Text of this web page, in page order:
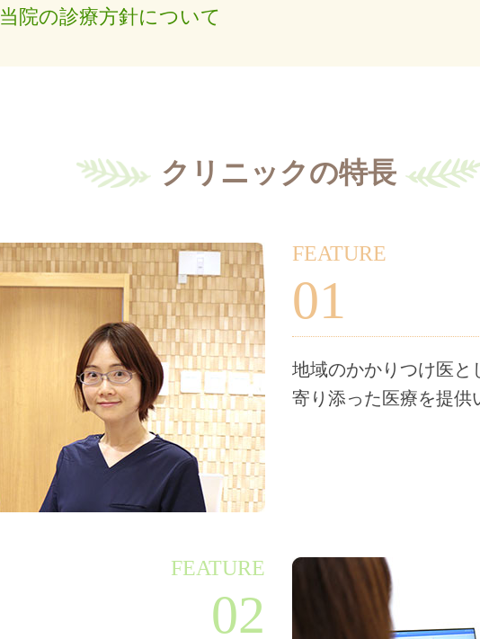
当院の診療方針について
クリニックの特長
FEATURE
01
地域のかかりつけ医と
寄り添った医療を提供
FEATURE
02